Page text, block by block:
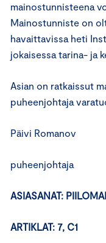
mainostunnisteena
Mainostunniste on
havaittavissa heti
jokaisessa tarina- ja
Asian on ratkaissut
puheenjohtaja
Päivi
ASIASANAT:
ARTIKLAT: 7, C1